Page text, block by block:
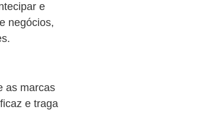
e
negócios,
as marcas
e traga